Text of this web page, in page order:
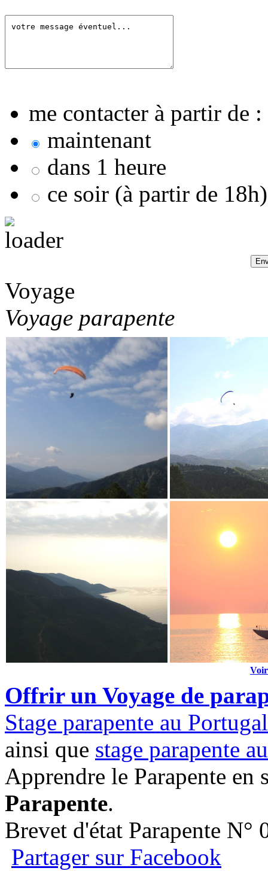
me contacter à partir de :
maintenant
dans 1 heure
ce soir (à partir de 18h)
Voyage
Voyage parapente
Voir
Offrir un Voyage de
Stage parapente au Portugal
ainsi que stage parapente
Apprendre le Parapente en
Parapente.
Brevet d'état Parapente N°
Partager sur Facebook